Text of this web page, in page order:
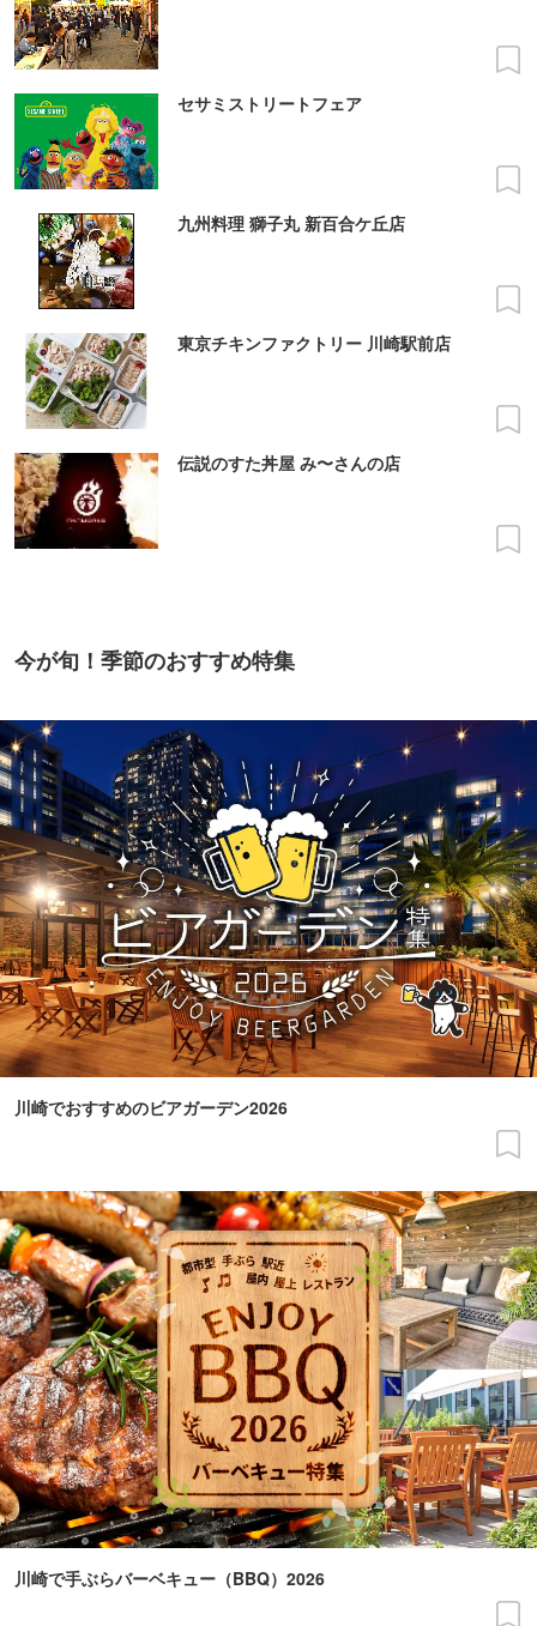
セサミストリートフェア
九州料理 獅子丸 新百合ケ丘店
東京チキンファクトリー 川崎駅前店
伝説のすた丼屋 み〜さんの店
今が旬！季節のおすすめ特集
川崎でおすすめのビアガーデン2026
川崎で手ぶらバーベキュー（BBQ）2026